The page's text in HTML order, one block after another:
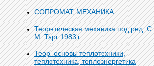
СОПРОМАТ, МЕХАНИКА
Теоретическая механика под ред. С.
М. Тарг 1983 г.
Теор. основы теплотехники,
теплотехника, теплоэнергетика